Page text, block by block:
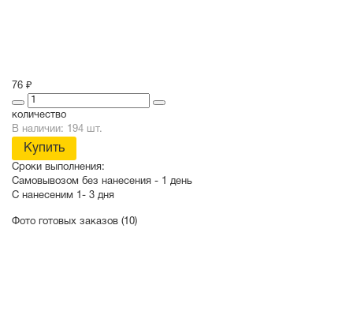
76 ₽
количество
В наличии: 194 шт.
Купить
Сроки выполнения:
Самовывозом без нанесения - 1 день
С нанесеним 1- 3 дня
Фото готовых заказов (10)